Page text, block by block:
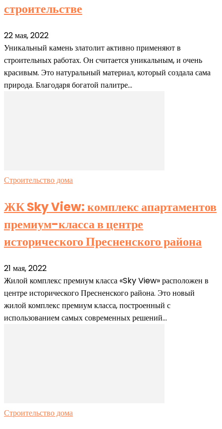
строительстве
22 мая, 2022
Уникальный камень златолит активно применяют в
строительных работах. Он считается уникальным, и очень
красивым. Это натуральный материал, который создала сама
природа. Благодаря богатой палитре...
Строительство дома
ЖК Sky View: комплекс апартаментов
премиум-класса в центре
исторического Пресненского района
21 мая, 2022
Жилой комплекс премиум класса «Sky View» расположен в
центре исторического Пресненского района. Это новый
жилой комплекс премиум класса, построенный с
использованием самых современных решений...
Строительство дома